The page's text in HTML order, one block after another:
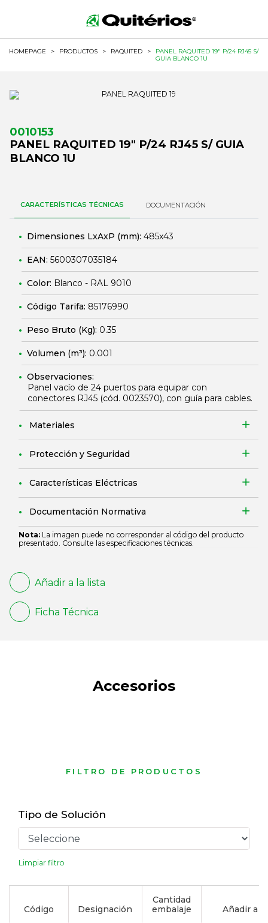
HOMEPAGE > PRODUCTOS > RAQUITED >
PANEL RAQUITED 19" P/24 RJ45 S/
GUIA BLANCO 1U
0010153
PANEL RAQUITED 19" P/24 RJ45 S/ GUIA
BLANCO 1U
CARACTERÍSTICAS TÉCNICAS DOCUMENTACIÓN
Dimensiones LxAxP (mm): 485x43
EAN: 5600307035184
Color: Blanco - RAL 9010
Código Tarifa: 85176990
Peso Bruto (Kg): 0.35
Volumen (m³): 0.001
Observaciones:
Panel vacío de 24 puertos para equipar con
conectores RJ45 (cód. 0023570), con guía para cables.
Materiales
Protección y Seguridad
Características Eléctricas
Documentación Normativa
Nota: La imagen puede no corresponder al código del producto
presentado. Consulte las especificaciones técnicas.
Añadir a la lista
Ficha Técnica
Accesorios
FILTRO DE PRODUCTOS
Tipo de Solución
Limpiar filtro
Código Designación
Cantidad
embalaje
Añadir a